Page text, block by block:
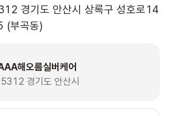
경기도 안산시 상록구 성호로14
(부곡동)
해오름실버케어
경기도 안산시